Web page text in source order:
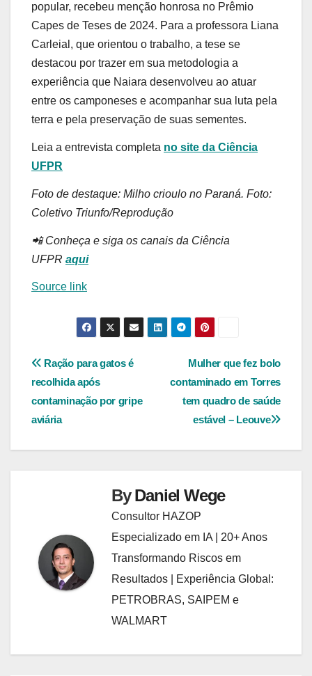
popular, recebeu menção honrosa no Prêmio
Capes de Teses de 2024. Para a professora Liana
Carleial, que orientou o trabalho, a tese se
destacou por trazer em sua metodologia a
experiência que Naiara desenvolveu ao atuar
entre os camponeses e acompanhar sua luta pela
terra e pela preservação de suas sementes.
Leia a entrevista completa no site da Ciência
UFPR
Foto de destaque: Milho crioulo no Paraná. Foto:
Coletivo Triunfo/Reprodução
📲 Conheça e siga os canais da Ciência
UFPR aqui
Source link
Navegação
de
Post
Mulher que fez bolo
contaminado em Torres
tem quadro de saúde
estável – Leouve
Ração para gatos é
recolhida após
contaminação por gripe
aviária
ByDaniel Wege
Consultor HAZOP
Especializado em IA | 20+ Anos
Transformando Riscos em
Resultados | Experiência Global:
PETROBRAS, SAIPEM e
WALMART